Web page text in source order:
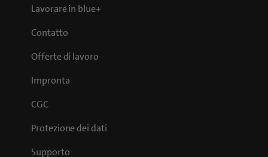
Lavorare in blue+
Contatto
Offerte di lavoro
Impronta
CGC
Protezione dei dati
Supporto